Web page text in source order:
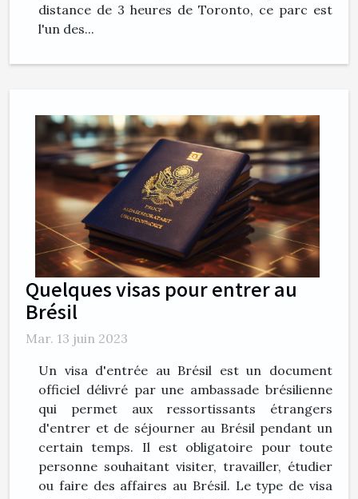
distance de 3 heures de Toronto, ce parc est
l'un des...
Quelques visas pour entrer au
Brésil
Mar. 13 juin 2023
Un visa d'entrée au Brésil est un document
officiel délivré par une ambassade brésilienne
qui permet aux ressortissants étrangers
d'entrer et de séjourner au Brésil pendant un
certain temps. Il est obligatoire pour toute
personne souhaitant visiter, travailler, étudier
ou faire des affaires au Brésil. Le type de visa